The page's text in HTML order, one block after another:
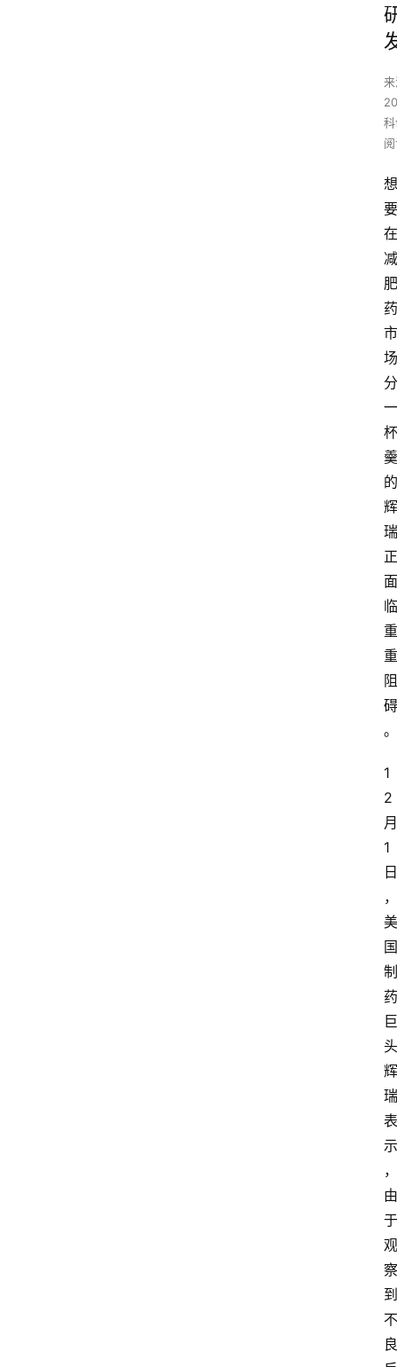
想
要
在
减
肥
药
市
场
分
一
杯
羹
的
辉
瑞
正
面
临
重
重
阻
碍
。
1
2
月
1
日
，
美
国
制
药
巨
头
辉
瑞
表
示
，
由
于
观
察
到
不
良